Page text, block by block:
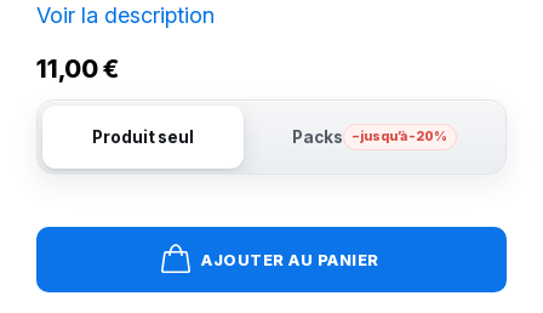
Voir la description
11,00 €
Produit seul Packs – jusqu’à -20%
AJOUTER AU PANIER